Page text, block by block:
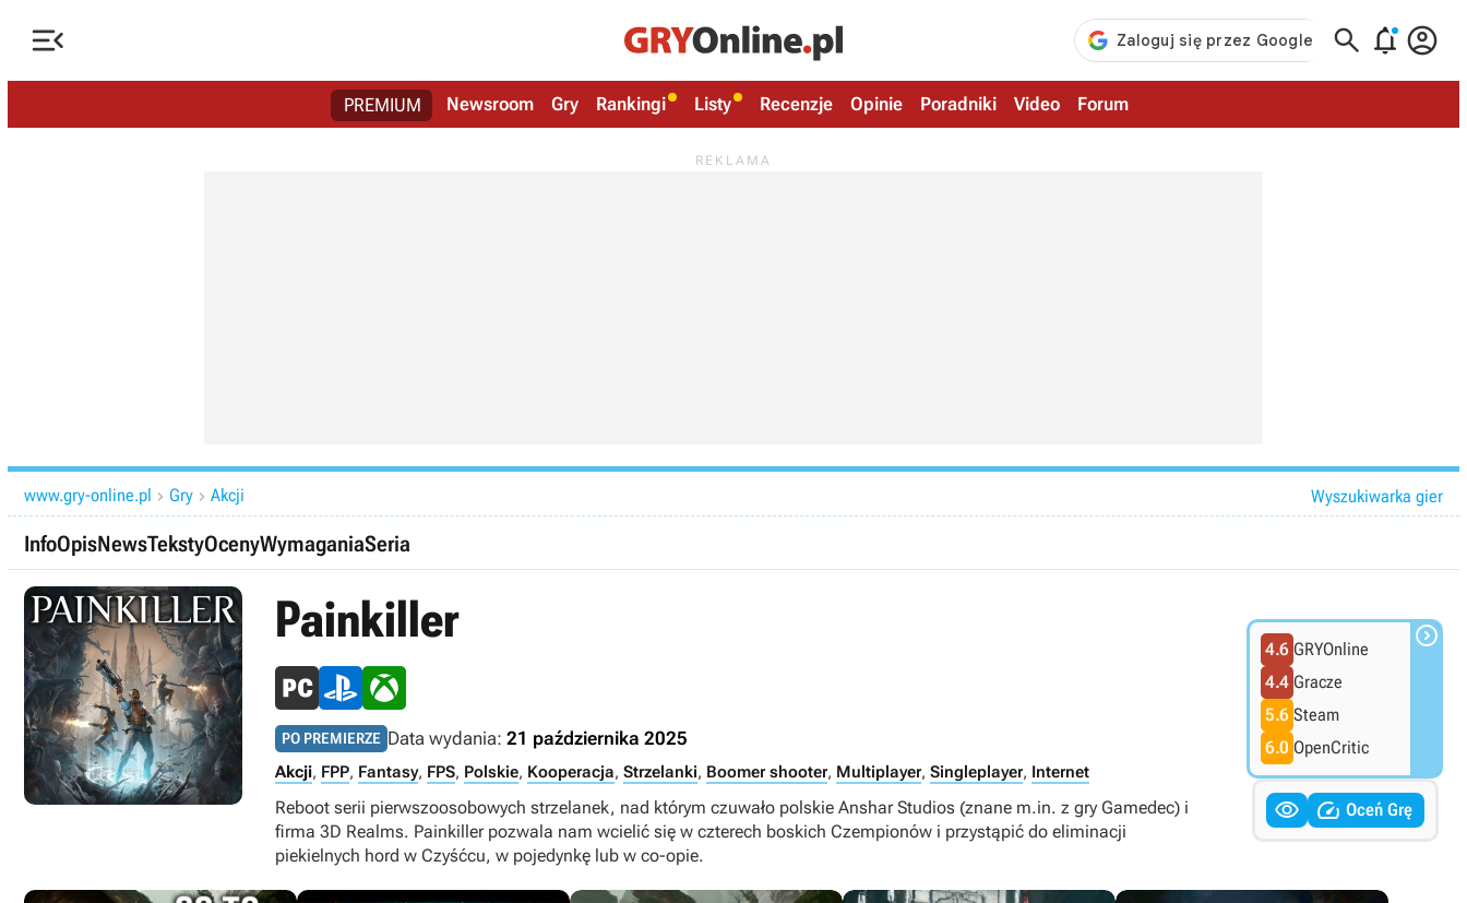
   
PREMIUM Newsroom Gry Rankingi Listy Recenzje Opinie Poradniki Video Forum
www.gry-online.pl  Gry  Akcji Wyszukiwarka gier
InfoOpisNewsTekstyOcenyWymaganiaSeria
Painkiller
PO PREMIERZE Data wydania: 21 października 2025
Akcji, FPP, Fantasy, FPS, Polskie, Kooperacja, Strzelanki, Boomer shooter, Multiplayer, Singleplayer, Internet
Reboot serii pierwszoosobowych strzelanek, nad którym czuwało polskie Anshar Studios (znane m.in. z gry Gamedec) i
firma 3D Realms. Painkiller pozwala nam wcielić się w czterech boskich Czempionów i przystąpić do eliminacji
piekielnych hord w Czyśćcu, w pojedynkę lub w co-opie.
4.6 GRYOnline
4.4 Gracze
5.6 Steam
6.0 OpenCritic

  Oceń Grę